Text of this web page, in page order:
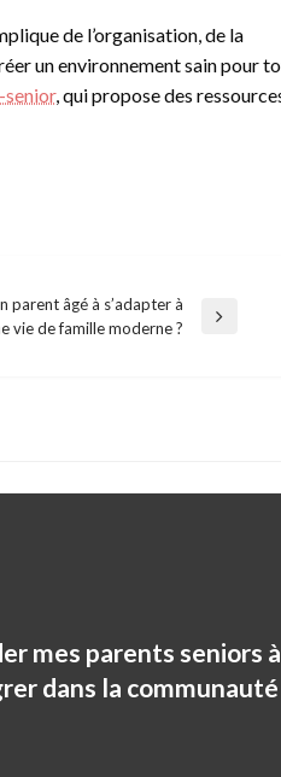
de l’organisation, de la
un environnement sain pour
senior, qui propose des
parent âgé à s’adapter à
vie de famille moderne ?
mes parents seniors à
dans la communauté